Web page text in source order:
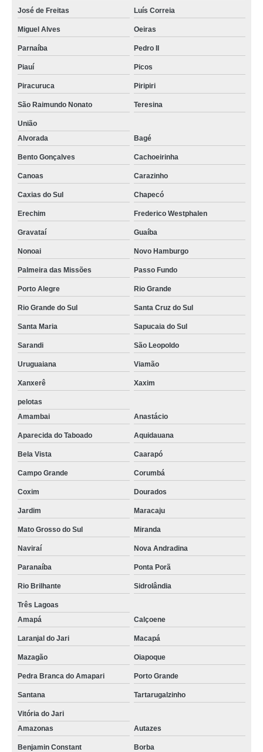
José de Freitas Luís Correia
Miguel Alves Oeiras
Parnaíba Pedro II
Piauí Picos
Piracuruca Piripiri
São Raimundo Nonato Teresina
União
Alvorada
Bagé
Bento Gonçalves Cachoeirinha
Canoas Carazinho
Caxias do Sul Chapecó
Erechim Frederico Westphalen
Gravataí Guaíba
Nonoai Novo Hamburgo
Palmeira das Missões Passo Fundo
Porto Alegre Rio Grande
Rio Grande do Sul Santa Cruz do Sul
Santa Maria Sapucaia do Sul
Sarandi São Leopoldo
Uruguaiana Viamão
Xanxerê Xaxim
pelotas
Amambai
Anastácio
Aparecida do Taboado Aquidauana
Bela Vista Caarapó
Campo Grande Corumbá
Coxim Dourados
Jardim Maracaju
Mato Grosso do Sul Miranda
Naviraí Nova Andradina
Paranaíba Ponta Porã
Rio Brilhante Sidrolândia
Três Lagoas
Amapá
Calçoene
Laranjal do Jari Macapá
Mazagão Oiapoque
Pedra Branca do Amapari Porto Grande
Santana Tartarugalzinho
Vitória do Jari
Amazonas
Autazes
Benjamin Constant Borba